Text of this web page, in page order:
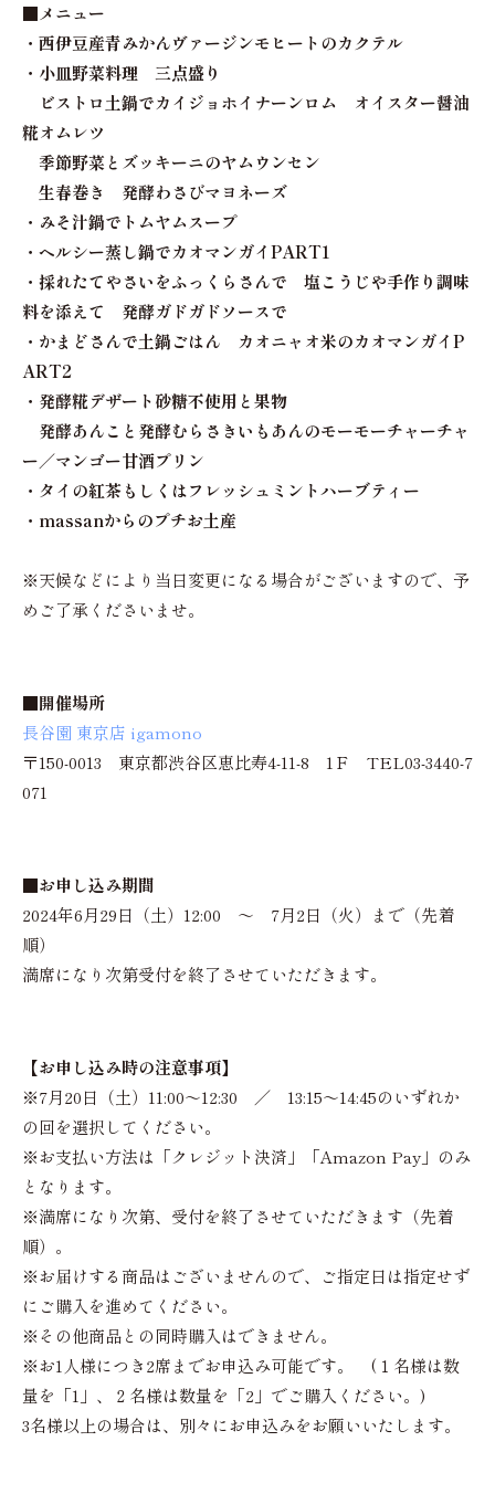
■メニュー
・西伊豆産青みかんヴァージンモヒートのカクテル
・小皿野菜料理 三点盛り
ビストロ土鍋でカイジョホイナーンロム オイスター醤油
糀オムレツ
季節野菜とズッキーニのヤムウンセン
生春巻き 発酵わさびマヨネーズ
・みそ汁鍋でトムヤムスープ
・ヘルシー蒸し鍋でカオマンガイPART1
・採れたてやさいをふっくらさんで 塩こうじや手作り調味
料を添えて 発酵ガドガドソースで
・かまどさんで土鍋ごはん カオニャオ米のカオマンガイP
ART2
・発酵糀デザート砂糖不使用と果物
発酵あんこと発酵むらさきいもあんのモーモーチャーチャ
ー／マンゴー甘酒プリン
・タイの紅茶もしくはフレッシュミントハーブティー
・massanからのプチお土産
※天候などにより当日変更になる場合がございますので、予
めご了承くださいませ。
■開催場所
長谷園 東京店 igamono
〒150-0013 東京都渋谷区恵比寿4-11-8 1Ｆ TEL03-3440-7
071
■お申し込み期間
2024年6月29日（土）12:00 ～ 7月2日（火）まで（先着
順）
満席になり次第受付を終了させていただきます。
【お申し込み時の注意事項】
※7月20日（土）11:00～12:30 ／ 13:15～14:45のいずれか
の回を選択してください。
※お支払い方法は「クレジット決済」「Amazon Pay」のみ
となります。
※満席になり次第、受付を終了させていただきます（先着
順）。
※お届けする商品はございませんので、ご指定日は指定せず
にご購入を進めてください。
※その他商品との同時購入はできません。
※お1人様につき2席までお申込み可能です。 (１名様は数
量を「1」、２名様は数量を「2」でご購入ください。)
3名様以上の場合は、別々にお申込みをお願いいたします。